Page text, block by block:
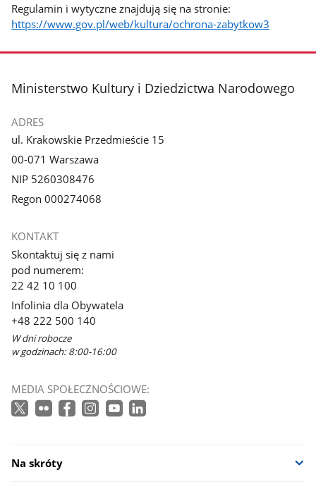
Regulamin i wytyczne znajdują się na stronie:
https://www.gov.pl/web/kultura/ochrona-zabytkow3
stopka
Ministerstwo Kultury i Dziedzictwa Narodowego
ADRES
ul. Krakowskie Przedmieście 15
00-071 Warszawa
NIP 5260308476
Regon 000274068
KONTAKT
Skontaktuj się z nami
pod numerem:
22 42 10 100
Infolinia dla Obywatela
+48 222 500 140
W dni robocze
w godzinach: 8:00-16:00
MEDIA SPOŁECZNOŚCIOWE:
Na skróty